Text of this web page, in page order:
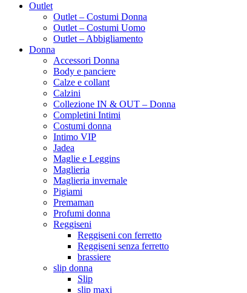
Outlet
Outlet – Costumi Donna
Outlet – Costumi Uomo
Outlet – Abbigliamento
Donna
Accessori Donna
Body e panciere
Calze e collant
Calzini
Collezione IN & OUT – Donna
Completini Intimi
Costumi donna
Intimo VIP
Jadea
Maglie e Leggins
Maglieria
Maglieria invernale
Pigiami
Premaman
Profumi donna
Reggiseni
Reggiseni con ferretto
Reggiseni senza ferretto
brassiere
slip donna
Slip
slip maxi